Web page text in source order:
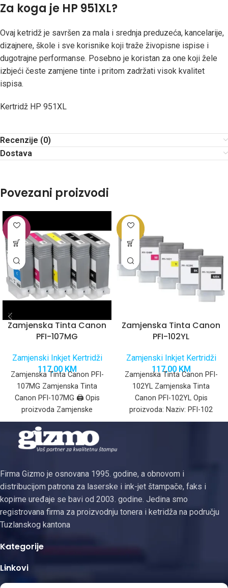
Za koga je HP 951XL?
Ovaj ketridž je savršen za mala i srednja preduzeća, kancelarije,
dizajnere, škole i sve korisnike koji traže živopisne ispise i
dugotrajne performanse. Posebno je koristan za one koji žele
izbjeći česte zamjene tinte i pritom zadržati visok kvalitet
ispisa.
Kertridž HP 951XL
Recenzije (0)
Dostava
Povezani proizvodi
Zamjenska Tinta Canon
PFI-107MG
Zamjenski Inkjet Kertridži
117,00 KM
Zamjenska Tinta Canon PFI-
107MG Zamjenska Tinta
Canon PFI-107MG 🖨️ Opis
proizvoda Zamjenske
patrone za Canon PFI-107 su
visokokvalitetne ink-patrone
kapaciteta
Zamjenska Tinta Canon
PFI-102YL
Zamjenski Inkjet Kertridži
117,00 KM
Zamjenska Tinta Canon PFI-
102YL Zamjenska Tinta
Canon PFI-102YL Opis
proizvoda: Naziv: PFI-102
(zamjenski ketridž / ink
Firma Gizmo je osnovana 1995. godine, a obnovom i
distribucijom patrona za laserske i ink-jet štampače, faks i
kopirne uređaje se bavi od 2003. godine. Jedina smo
registrovana firma za proizvodnju tonera i ketridža na području
Tuzlanskog kantona
Kategorije
Linkovi